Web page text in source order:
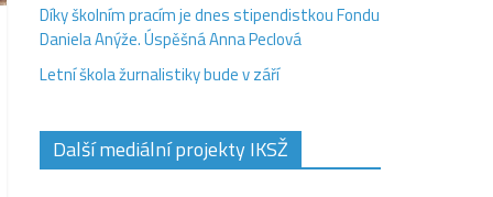
Díky školním pracím je dnes stipendistkou Fondu
Daniela Anýže. Úspěšná Anna Peclová
Letní škola žurnalistiky bude v září
Další mediální projekty IKSŽ